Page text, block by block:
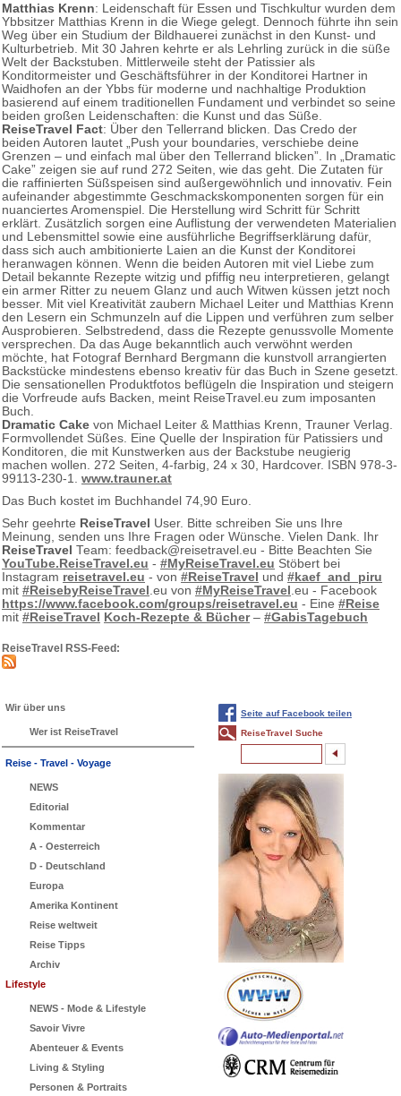
Matthias Krenn: Leidenschaft für Essen und Tischkultur wurden dem
Ybbsitzer Matthias Krenn in die Wiege gelegt. Dennoch führte ihn sein
Weg über ein Studium der Bildhauerei zunächst in den Kunst- und
Kulturbetrieb. Mit 30 Jahren kehrte er als Lehrling zurück in die süße
Welt der Backstuben. Mittlerweile steht der Patissier als
Konditormeister und Geschäftsführer in der Konditorei Hartner in
Waidhofen an der Ybbs für moderne und nachhaltige Produktion
basierend auf einem traditionellen Fundament und verbindet so seine
beiden großen Leidenschaften: die Kunst und das Süße.
ReiseTravel Fact: Über den Tellerrand blicken. Das Credo der
beiden Autoren lautet „Push your boundaries, verschiebe deine
Grenzen – und einfach mal über den Tellerrand blicken”. In „Dramatic
Cake” zeigen sie auf rund 272 Seiten, wie das geht. Die Zutaten für
die raffinierten Süßspeisen sind außergewöhnlich und innovativ. Fein
aufeinander abgestimmte Geschmackskomponenten sorgen für ein
nuanciertes Aromenspiel. Die Herstellung wird Schritt für Schritt
erklärt. Zusätzlich sorgen eine Auflistung der verwendeten Materialien
und Lebensmittel sowie eine ausführliche Begriffserklärung dafür,
dass sich auch ambitionierte Laien an die Kunst der Konditorei
heranwagen können. Wenn die beiden Autoren mit viel Liebe zum
Detail bekannte Rezepte witzig und pfiffig neu interpretieren, gelangt
ein armer Ritter zu neuem Glanz und auch Witwen küssen jetzt noch
besser. Mit viel Kreativität zaubern Michael Leiter und Matthias Krenn
den Lesern ein Schmunzeln auf die Lippen und verführen zum selber
Ausprobieren. Selbstredend, dass die Rezepte genussvolle Momente
versprechen. Da das Auge bekanntlich auch verwöhnt werden
möchte, hat Fotograf Bernhard Bergmann die kunstvoll arrangierten
Backstücke mindestens ebenso kreativ für das Buch in Szene gesetzt.
Die sensationellen Produktfotos beflügeln die Inspiration und steigern
die Vorfreude aufs Backen, meint ReiseTravel.eu zum imposanten
Buch.
Dramatic Cake von Michael Leiter & Matthias Krenn, Trauner Verlag.
Formvollendet Süßes. Eine Quelle der Inspiration für Patissiers und
Konditoren, die mit Kunstwerken aus der Backstube neugierig
machen wollen. 272 Seiten, 4-farbig, 24 x 30, Hardcover. ISBN 978-3-
99113-230-1. www.trauner.at
Das Buch kostet im Buchhandel 74,90 Euro.
Sehr geehrte ReiseTravel User. Bitte schreiben Sie uns Ihre
Meinung, senden uns Ihre Fragen oder Wünsche. Vielen Dank. Ihr
ReiseTravel Team: feedback@reisetravel.eu - Bitte Beachten Sie
YouTube.ReiseTravel.eu - #MyReiseTravel.eu Stöbert bei
Instagram reisetravel.eu - von #ReiseTravel und #kaef_and_piru
mit #ReisebyReiseTravel .eu von #MyReiseTravel .eu - Facebook
https://www.facebook.com/groups/reisetravel.eu - Eine #Reise
mit #ReiseTravel Koch-Rezepte & Bücher– #GabisTagebuch
ReiseTravel RSS-Feed:
Wir über uns
Wer ist ReiseTravel
Reise - Travel - Voyage
NEWS
Editorial
Kommentar
A - Oesterreich
D - Deutschland
Europa
Amerika Kontinent
Reise weltweit
Reise Tipps
Archiv
Lifestyle
NEWS - Mode & Lifestyle
Savoir Vivre
Abenteuer & Events
Living & Styling
Personen & Portraits
Seite auf Facebook teilen
ReiseTravel Suche